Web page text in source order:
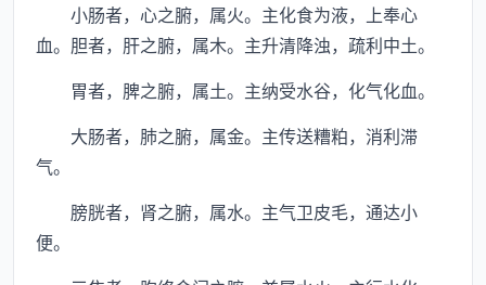
小肠者，心之腑，属火。主化食为液，上奉心
血。胆者，肝之腑，属木。主升清降浊，疏利中土。
胃者，脾之腑，属土。主纳受水谷，化气化血。
大肠者，肺之腑，属金。主传送糟粕，消利滞
气。
膀胱者，肾之腑，属水。主气卫皮毛，通达小
便。